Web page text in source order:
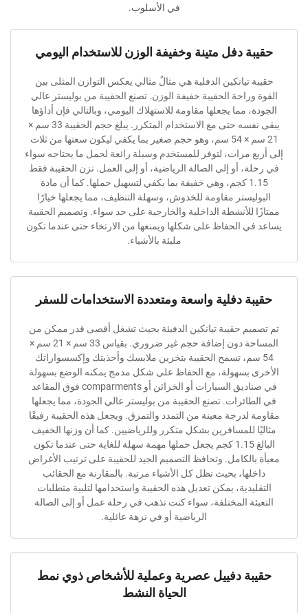
دفل متينة وخفيفة الوزن للاستخدام اليومي
تيانكين الدفلية هي مثالٌ مثالي يعكس التوازن المثلى بين
الحقيبة خفيفة الوزن. تصنع الحقيبة من بوليستر عالي
مما يجعلها مقاومة للاستهلاك اليومي، وبالتالي فإن أداؤها
يبقى نفسه حتى مع الاستخدام المتكرر. يبلغ حجم الحقيبة 33 سم ×
21 سم × 54 سم، وهو حجم صغير بما يكفي ليكون سعتها من ثلاث
مرات، لتوفر للمستخدم وسيلة رائعة لحمل ما يحتاجه سواء
أو إلى الصالة الرياضية، أو إلى العمل. تزن الحقيبة فقط
1.15 كجم، وهي خفيفة بما يكفي لتسهيل حملها. كما أن مادة
مقاومة للخدوش، وسهلة التنظيف، مما يجعلها خيارًا
الداخلية والخارجية على حد سواء. وتصميم الحقيبة
الحفاظ على شكلها ويمنعها من الارتخاء حتى عندما تكون
دفلية واسعة ومتعددة الاستخدامات للسفر
حقيبة تيانكين الدفيئة بحيث تشغل أقصى قدر ممكن من
المساحة دون إضافة حجم غير ضروري. بقياس 33 سم × 21 سم ×
سم، تسمح الحقيبة بتخزين ملابسك وأحذيتك وإكسسواراتك
بسهولة، مع الحفاظ على شكل مدمج يمكنه الوضع بسهولة
في صناديق السيارات أو الخزائن أو comparments فوق المقاعد
تصنع الحقيبة من بوليستر عالي الجودة، مما يجعلها
لدرجة معينة من التمدد والتمزق. ويجعل هذه الحقيبة رفيقًا
للمسافرين بشكل متكرر وللرياضيين. كما أن وزنها الخفيف
البالغ 1.15 كجم يجعل حملها مهمة سهلة للغاية حتى عندما تكون
وتحافظ التصميم الجيد للحقيبة على ترتيب الأغراض
بحيث تظل كل الأشياء مرتبة. بالمقارنة مع الحقائب
يمكن تعديل هذه الحقيبة واستخدامها لتلبية متطلبات
المختلفة، سواء كنت تذهب في رحلة عمل أو إلى الصالة
الرياضية أو في نزهة عائلية.
دفييل عصرية وعملية للأشخاص ذوي نمط
الحياة النشط